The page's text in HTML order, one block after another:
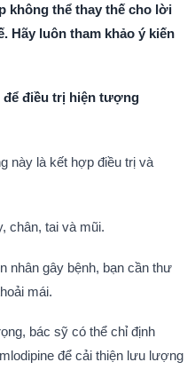
không thể thay thế cho lời
Hãy luôn tham khảo ý kiến
điều trị hiện tượng
này là kết hợp điều trị và
chân, tai và mũi.
nhân gây bệnh, bạn cần thư
mái.
bác sỹ có thể chỉ định
để cải thiện lưu lượng